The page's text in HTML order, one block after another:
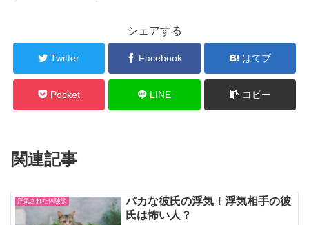
シェアする
Twitter Facebook はてブ
Pocket LINE コピー
関連記事
浮気された体験談
バカな彼氏の浮気！浮気相手の彼
氏は怖い人？